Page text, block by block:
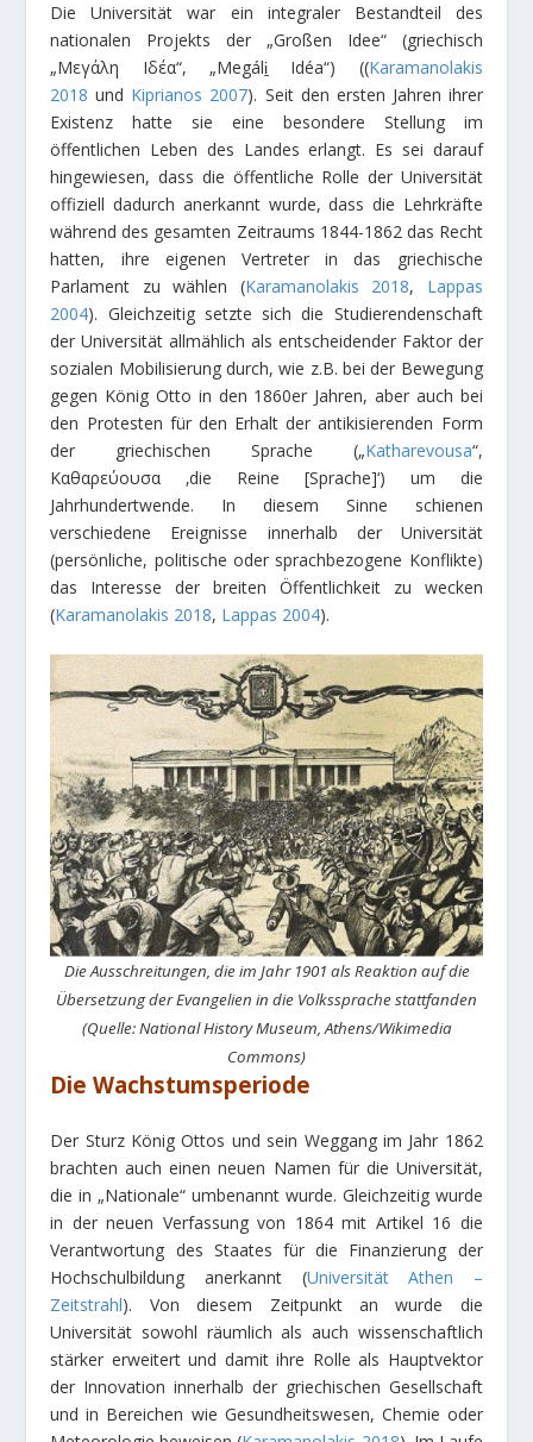
Die Universität war ein integraler Bestandteil des
nationalen Projekts der „Großen Idee“ (griechisch
„Μεγάλη Ιδέα“, „Megáli̱ Idéa“) ((Karamanolakis
2018 und Kiprianos 2007). Seit den ersten Jahren ihrer
Existenz hatte sie eine besondere Stellung im
öffentlichen Leben des Landes erlangt. Es sei darauf
hingewiesen, dass die öffentliche Rolle der Universität
offiziell dadurch anerkannt wurde, dass die Lehrkräfte
während des gesamten Zeitraums 1844-1862 das Recht
hatten, ihre eigenen Vertreter in das griechische
Parlament zu wählen (Karamanolakis 2018, Lappas
2004). Gleichzeitig setzte sich die Studierendenschaft
der Universität allmählich als entscheidender Faktor der
sozialen Mobilisierung durch, wie z.B. bei der Bewegung
gegen König Otto in den 1860er Jahren, aber auch bei
den Protesten für den Erhalt der antikisierenden Form
der griechischen Sprache („Katharevousa“,
Καθαρεύουσα ‚die Reine [Sprache]‘) um die
Jahrhundertwende. In diesem Sinne schienen
verschiedene Ereignisse innerhalb der Universität
(persönliche, politische oder sprachbezogene Konflikte)
das Interesse der breiten Öffentlichkeit zu wecken
(Karamanolakis 2018, Lappas 2004).
Die Ausschreitungen, die im Jahr 1901 als Reaktion auf die
Übersetzung der Evangelien in die Volkssprache stattfanden
(Quelle: National History Museum, Athens/Wikimedia
Commons)
Die Wachstumsperiode
Der Sturz König Ottos und sein Weggang im Jahr 1862
brachten auch einen neuen Namen für die Universität,
die in „Nationale“ umbenannt wurde. Gleichzeitig wurde
in der neuen Verfassung von 1864 mit Artikel 16 die
Verantwortung des Staates für die Finanzierung der
Hochschulbildung anerkannt (Universität Athen –
Zeitstrahl). Von diesem Zeitpunkt an wurde die
Universität sowohl räumlich als auch wissenschaftlich
stärker erweitert und damit ihre Rolle als Hauptvektor
der Innovation innerhalb der griechischen Gesellschaft
und in Bereichen wie Gesundheitswesen, Chemie oder